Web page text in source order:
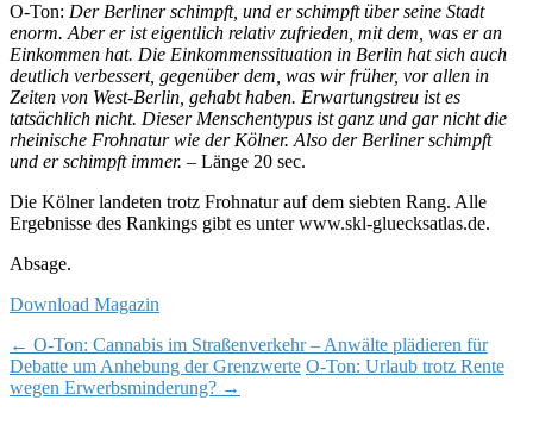
O-Ton: Der Berliner schimpft, und er schimpft über seine Stadt
enorm. Aber er ist eigentlich relativ zufrieden, mit dem, was er an
Einkommen hat. Die Einkommenssituation in Berlin hat sich auch
deutlich verbessert, gegenüber dem, was wir früher, vor allen in
Zeiten von West-Berlin, gehabt haben. Erwartungstreu ist es
tatsächlich nicht. Dieser Menschentypus ist ganz und gar nicht die
rheinische Frohnatur wie der Kölner. Also der Berliner schimpft
und er schimpft immer. – Länge 20 sec.
Die Kölner landeten trotz Frohnatur auf dem siebten Rang. Alle
Ergebnisse des Rankings gibt es unter www.skl-gluecksatlas.de.
Absage.
Download Magazin
Post
navigation
← O-Ton: Cannabis im Straßenverkehr – Anwälte plädieren für
Debatte um Anhebung der Grenzwerte O-Ton: Urlaub trotz Rente
wegen Erwerbsminderung? →